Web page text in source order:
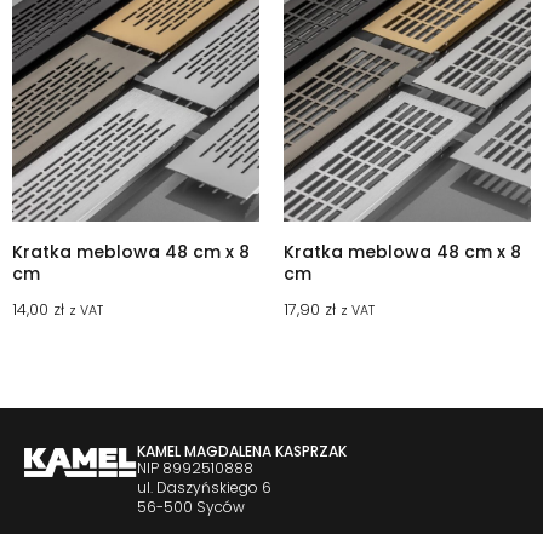
Kratka meblowa 48 cm x 8
cm
14,00 zł z VAT
Kratka meblowa 48 cm x 8
cm
17,90 zł z VAT
KAMEL MAGDALENA KASPRZAK
NIP 8992510888
ul. Daszyńskiego 6
56-500 Syców